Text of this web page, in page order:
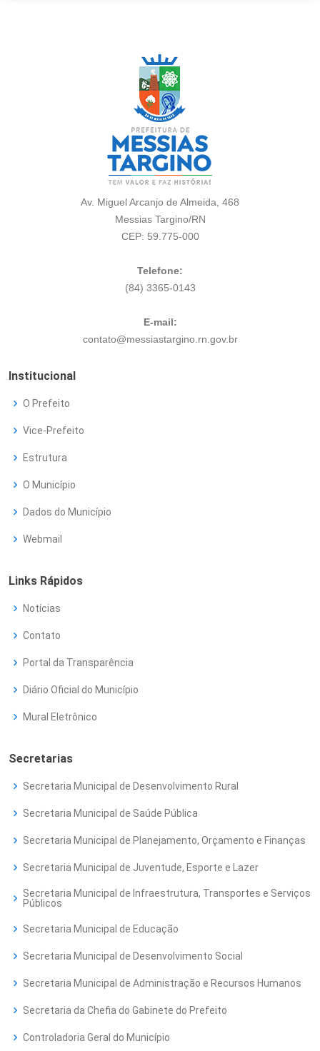
Av. Miguel Arcanjo de Almeida, 468
Messias Targino/RN
CEP: 59.775-000
Telefone:
(84) 3365-0143
E-mail:
contato@messiastargino.rn.gov.br
Institucional
O Prefeito
Vice-Prefeito
Estrutura
O Município
Dados do Município
Webmail
Links Rápidos
Notícias
Contato
Portal da Transparência
Diário Oficial do Município
Mural Eletrônico
Secretarias
Secretaria Municipal de Desenvolvimento Rural
Secretaria Municipal de Saúde Pública
Secretaria Municipal de Planejamento, Orçamento e Finanças
Secretaria Municipal de Juventude, Esporte e Lazer
Secretaria Municipal de Infraestrutura, Transportes e Serviços
Públicos
Secretaria Municipal de Educação
Secretaria Municipal de Desenvolvimento Social
Secretaria Municipal de Administração e Recursos Humanos
Secretaria da Chefia do Gabinete do Prefeito
Controladoria Geral do Município